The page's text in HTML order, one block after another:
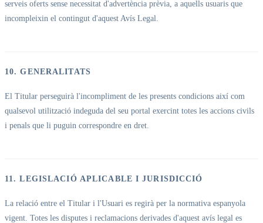
serveis oferts sense necessitat d'advertència prèvia, a aquells usuaris que
incompleixin el contingut d'aquest Avís Legal.
10. GENERALITATS
El Titular perseguirà l'incompliment de les presents condicions així com
qualsevol utilització indeguda del seu portal exercint totes les accions civils
i penals que li puguin correspondre en dret.
11. LEGISLACIÓ APLICABLE I JURISDICCIÓ
La relació entre el Titular i l'Usuari es regirà per la normativa espanyola
vigent. Totes les disputes i reclamacions derivades d'aquest avís legal es